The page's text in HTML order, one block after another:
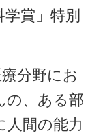
賞」特別
分野にお
の、ある部
人間の能力